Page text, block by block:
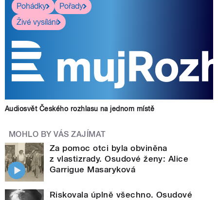
Pohádky
Pořady
Živé vysílání
Audiosvět Českého rozhlasu na jednom místě
MOHLO BY VÁS ZAJÍMAT
Za pomoc otci byla obviněna
z vlastizrady. Osudové ženy: Alice
Garrigue Masaryková
Riskovala úplně všechno. Osudové